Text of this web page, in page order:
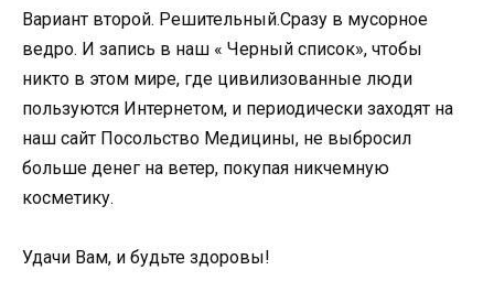
Вариант второй. Решительный.Сразу в мусорное
ведро. И запись в наш « Черный список», чтобы
никто в этом мире, где цивилизованные люди
пользуются Интернетом, и периодически заходят на
наш сайт Посольство Медицины, не выбросил
больше денег на ветер, покупая никчемную
косметику.
Удачи Вам, и будьте здоровы!